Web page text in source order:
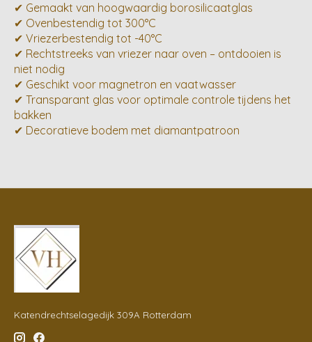
✔ Gemaakt van hoogwaardig borosilicaatglas
✔ Ovenbestendig tot 300°C
✔ Vriezerbestendig tot -40°C
✔ Rechtstreeks van vriezer naar oven – ontdooien is
niet nodig
✔ Geschikt voor magnetron en vaatwasser
✔ Transparant glas voor optimale controle tijdens het
bakken
✔ Decoratieve bodem met diamantpatroon
Katendrechtselagedijk 309A Rotterdam